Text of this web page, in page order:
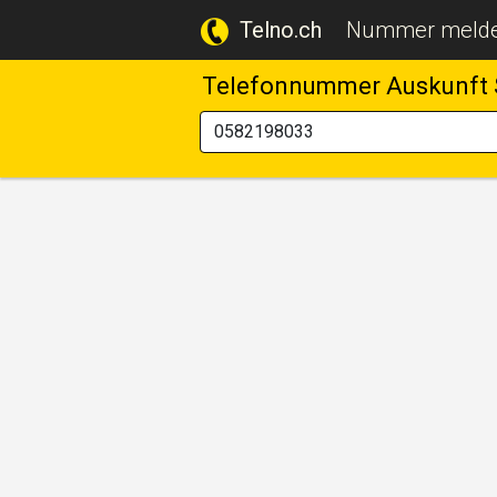
Telno.ch Nummer
Telefonnummer Auskunft